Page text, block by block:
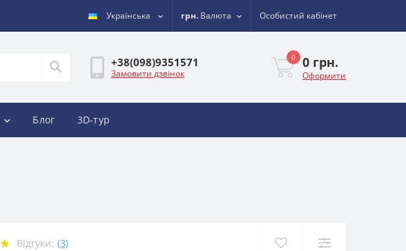
Українська грн. Валюта Особистий кабінет
+38(098)9351571
Замовити дзвінок
0 0 грн.
Оформити
Блог 3D-тур
Відгуки: (3)